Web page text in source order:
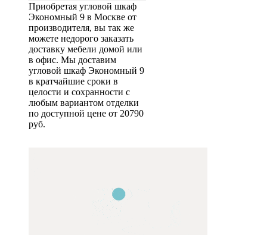
Приобретая угловой шкаф
Экономный 9 в Москве от
производителя, вы так же
можете недорого заказать
доставку мебели домой или
в офис. Мы доставим
угловой шкаф Экономный 9
в кратчайшие сроки в
целости и сохранности с
любым вариантом отделки
по доступной цене от 20790
руб.